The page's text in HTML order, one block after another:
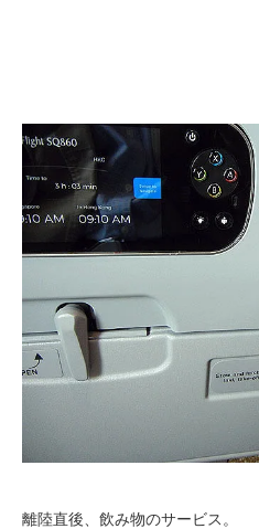
離陸直後、飲み物のサービス。